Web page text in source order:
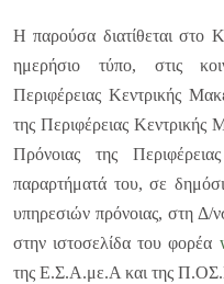
Η παρούσα διατίθεται
ημερήσιο τύπο, στις
Περιφέρειας Κεντρικής
της Περιφέρειας Κεντρικής
Πρόνοιας της
παραρτήματά του, σε
υπηρεσιών πρόνοιας, στη Δ/
στην ιστοσελίδα του φορέα
της Ε.Σ.Α.με.Α και της